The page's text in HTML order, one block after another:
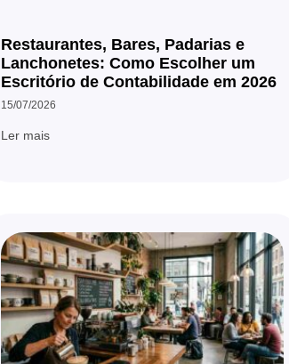
Restaurantes, Bares, Padarias e
Lanchonetes: Como Escolher um
Escritório de Contabilidade em 2026
15/07/2026
Ler mais